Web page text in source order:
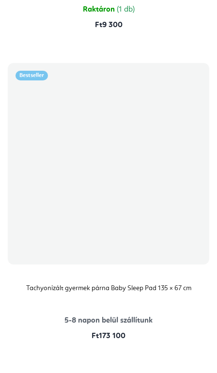
csillag.
Raktáron (1 db)
Ft9 300
Bestseller
Tachyonizált gyermek párna Baby Sleep Pad 135 × 67 cm
5-8 napon belül szállítunk
Ft173 100